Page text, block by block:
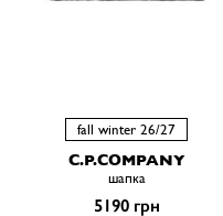
fall winter 26/27
C.P.COMPANY
шапка
5190 грн